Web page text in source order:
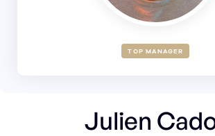
TOP MANAGER
Julien